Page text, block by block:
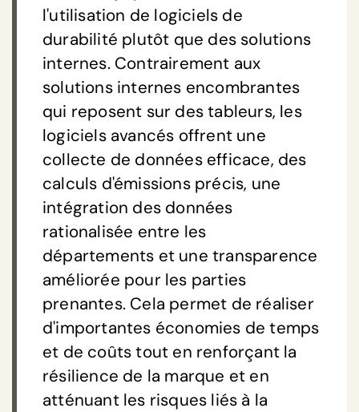
l'utilisation de logiciels de
durabilité plutôt que des solutions
internes. Contrairement aux
solutions internes encombrantes
qui reposent sur des tableurs, les
logiciels avancés offrent une
collecte de données efficace, des
calculs d'émissions précis, une
intégration des données
rationalisée entre les
départements et une transparence
améliorée pour les parties
prenantes. Cela permet de réaliser
d'importantes économies de temps
et de coûts tout en renforçant la
résilience de la marque et en
atténuant les risques liés à la